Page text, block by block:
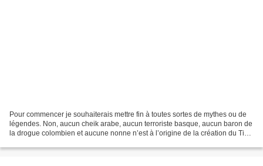
Pour commencer je souhaiterais mettre fin à toutes sortes de mythes ou de
légendes. Non, aucun cheik arabe, aucun terroriste basque, aucun baron de
la drogue colombien et aucune nonne n’est à l’origine de la création du Tigr.